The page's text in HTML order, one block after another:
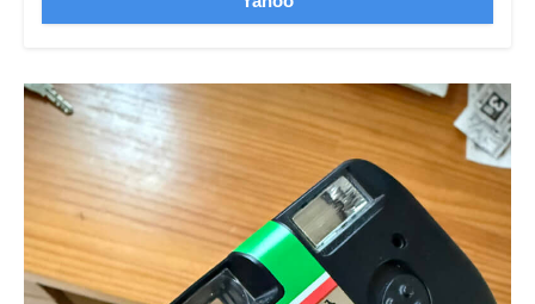
IT製品の技術・比較・事例
モノづくり技術者専門サイト
エレクトロニクス専門サイト
電子設計の基本と応用
エネルギーの専門メディア